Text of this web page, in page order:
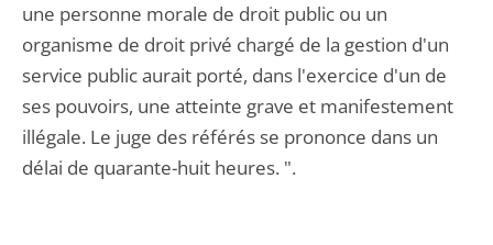
une personne morale de droit public ou un
organisme de droit privé chargé de la gestion d'un
service public aurait porté, dans l'exercice d'un de
ses pouvoirs, une atteinte grave et manifestement
illégale. Le juge des référés se prononce dans un
délai de quarante-huit heures. ".